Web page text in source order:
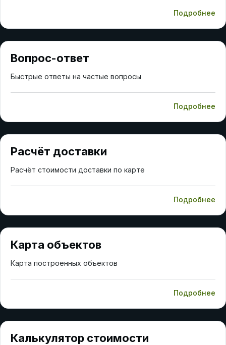
Подробнее
Вопрос-ответ
Быстрые ответы на частые вопросы
Подробнее
Расчёт доставки
Расчёт стоимости доставки по карте
Подробнее
Карта объектов
Карта построенных объектов
Подробнее
Калькулятор стоимости